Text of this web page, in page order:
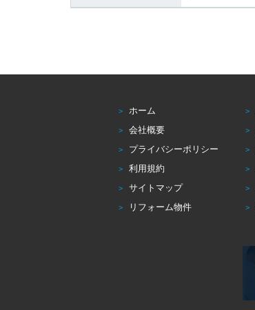
ホーム
会社概要
プライバシーポリシー
利用規約
サイトマップ
リフォーム物件